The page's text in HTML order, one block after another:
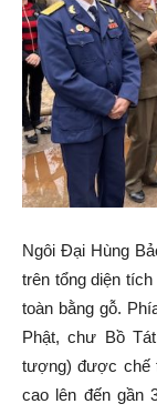
Ngôi Đại Hùng
trên tổng diện
toàn bằng gỗ.
Phật, chư Bồ
tượng) được chế
cao lên đến gần